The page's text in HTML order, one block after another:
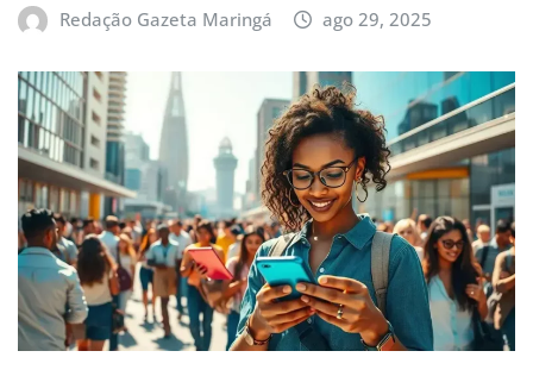
Redação Gazeta Maringá ago 29, 2025